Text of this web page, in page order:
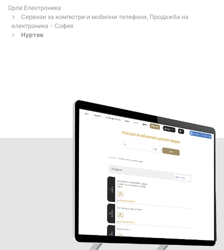
Орли Електроника
Сервизи за компютри и мобилни телефони, Продажба на
електроника - София
Нуртек